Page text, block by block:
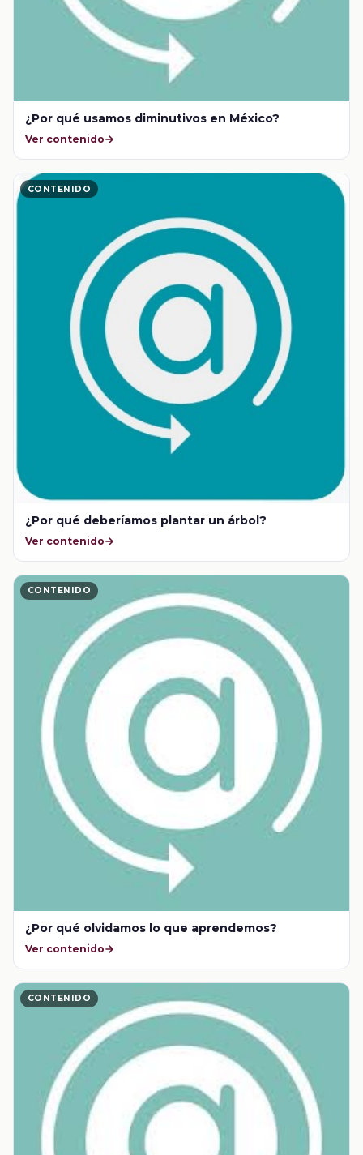
¿Por qué usamos diminutivos en México?
Ver contenido
CONTENIDO
¿Por qué deberíamos plantar un árbol?
Ver contenido
CONTENIDO
¿Por qué olvidamos lo que aprendemos?
Ver contenido
CONTENIDO